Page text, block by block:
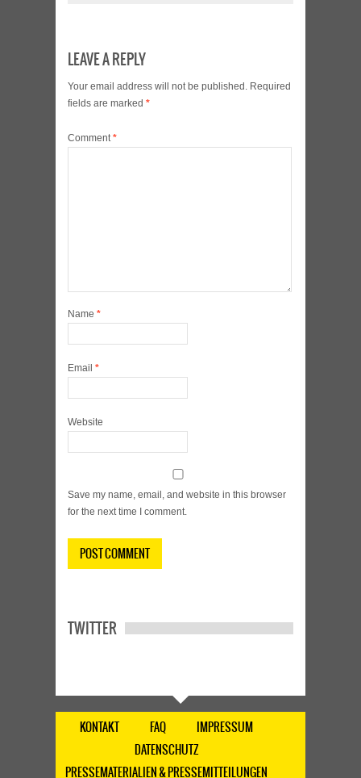
LEAVE A REPLY
Your email address will not be published. Required
fields are marked *
Comment*
Name *
Email *
Website
Save my name, email, and website in this browser
for the next time I comment.
TWITTER
KONTAKT FAQ
IMPRESSUM
DATENSCHUTZ
PRESSEMATERIALIEN & PRESSEMITTEILUNGEN